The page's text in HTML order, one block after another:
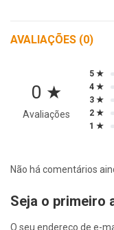
AVALIAÇÕES (0)
0 ★
Avaliações
5 ★
4 ★
3 ★
2 ★
1 ★
Não há comentários
Seja o primeiro
O seu endereço de e-